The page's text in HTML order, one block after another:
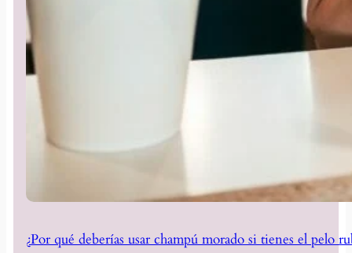
¿Por qué deberías usar champú morado si tienes el pelo